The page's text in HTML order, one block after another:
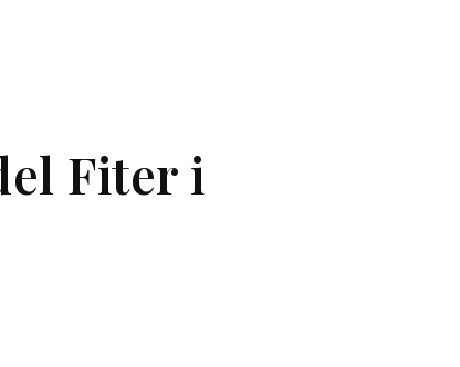
Fiter i